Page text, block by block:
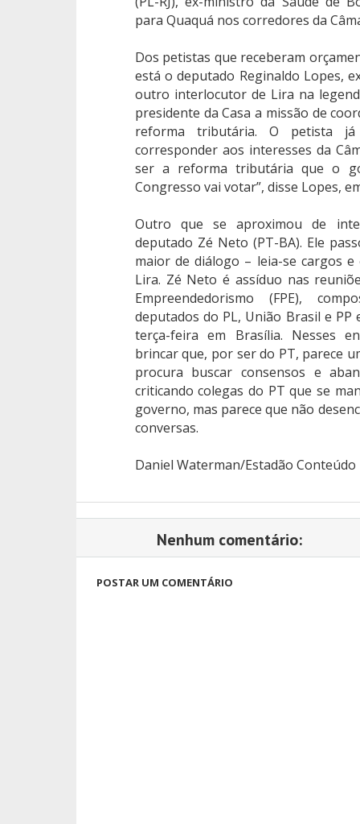
para Quaquá nos corredores da
Dos petistas que receberam
está o deputado Reginaldo Lopes,
outro interlocutor de Lira na
presidente da Casa a missão de
reforma tributária. O petista
corresponder aos interesses da
ser a reforma tributária que o
Congresso vai votar”, disse Lopes,
Outro que se aproximou de
deputado Zé Neto (PT-BA). Ele
maior de diálogo – leia-se cargos
Lira. Zé Neto é assíduo nas
Empreendedorismo (FPE),
deputados do PL, União Brasil e
terça-feira em Brasília. Nesses
brincar que, por ser do PT, parece
procura buscar consensos e
criticando colegas do PT que se
governo, mas parece que não
conversas.
Daniel Waterman/Estadão Conteúdo
Nenhum comentário:
POSTAR UM COMENTÁRIO